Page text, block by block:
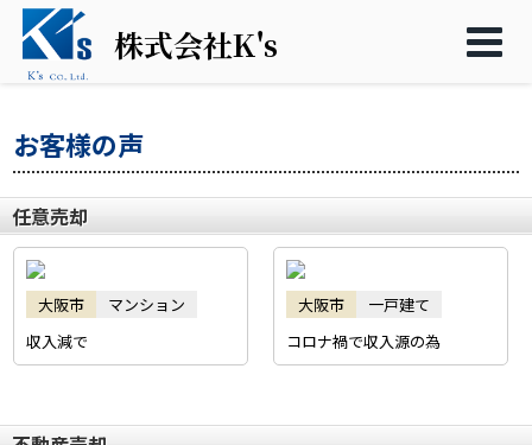
株式会社K's
お客様の声
任意売却
大阪市
マンション
収入減で
大阪市
一戸建て
コロナ禍で収入源の為